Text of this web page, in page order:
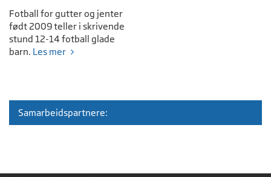
Fotball for gutter og jenter
født 2009 teller i skrivende
stund 12-14 fotball glade
barn. Les mer
Samarbeidspartnere: